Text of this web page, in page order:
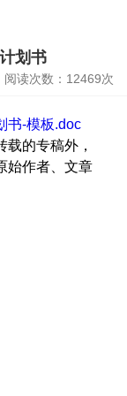
划书
阅读次数：12469次
书-模板.doc
的专稿外，
始作者、文章